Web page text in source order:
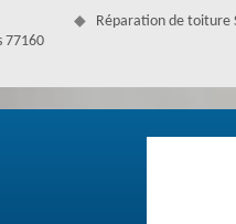
toiture par Couverture
et à prix avantageux
suffisent pour vous
des produits de qualité et
77160
Réparation de toiture